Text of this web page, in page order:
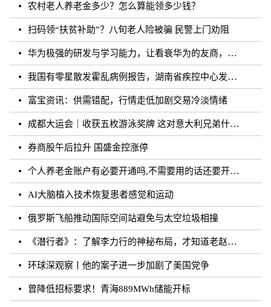
农村老人养老金多少？怎么算能领多少钱？
扫码领“扶贫补助”？八旬老人险被骗 民警上门劝阻
华为极强的研发与学习能力，让看衰华为的友商，最终多被历史毒打了
我国有零星散发霍乱病例报告，湖南省疾控中心发布相关健康提醒
富宝资讯：供需错配，行情走低加剧交易冷淡情绪
成都大运会｜收获五枚游泳奖牌 这对意大利兄弟什么来头？
券商股午后拉升 国盛金控涨停
个人养老金账户有必要开通吗,不需要用的话还要开通吗？
AI大脑植入技术恢复患者感觉和运动
俄罗斯飞船推动国际空间站避免与太空垃圾相撞
《潜行者》：了解李力行的神秘布局，才知道老赵的真实面目！
环球深观察丨他的案子进一步加剧了美国党争
曾降低招标要求！青海889MWh储能开标